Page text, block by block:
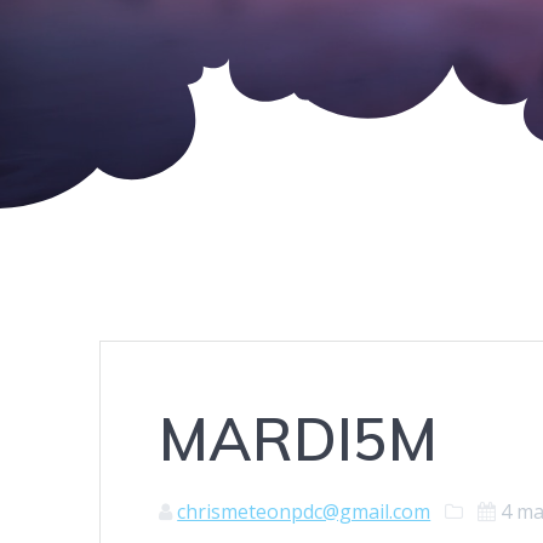
MARDI5M
chrismeteonpdc@gmail.com 4